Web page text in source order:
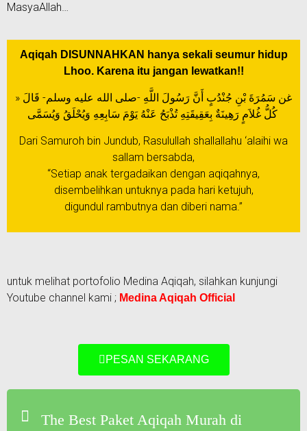
MasyaAllah…
Aqiqah DISUNNAHKAN hanya sekali seumur hidup
Lhoo. Karena itu jangan lewatkan!!
غن سَمُرَةَ بْنِ جُنْدُبٍ أَنَّ رَسُولَ اللَّهِ -صلى الله عليه وسلم- قَالَ «
كُلُّ غُلاَمٍ رَهِينَةٌ بِعَقِيقَتِهِ تُذْبَحُ عَنْهُ يَوْمَ سَابِعِهِ وَيُحْلَقُ وَيُسَمَّى
Dari Samuroh bin Jundub, Rasulullah shallallahu ‘alaihi wa
sallam bersabda,
“Setiap anak tergadaikan dengan aqiqahnya,
disembelihkan untuknya pada hari ketujuh,
digundul rambutnya dan diberi nama.”
untuk melihat portofolio Medina Aqiqah, silahkan kunjungi
Youtube channel kami ; Medina Aqiqah Official
PESAN SEKARANG
The Best Paket Aqiqah Murah di